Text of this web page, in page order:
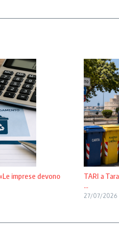
imprese devono
TARI a
...
27/07/2026